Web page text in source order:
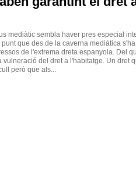
mediàtic sembla haver pres especial
que des de la caverna mediàtica s'ha
de l'extrema dreta espanyola. Del
del dret a l'habitatge. Un dret
però que als...